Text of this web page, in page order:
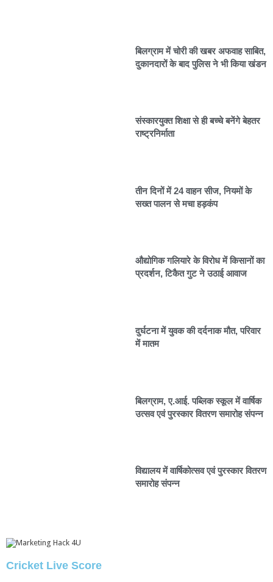
बिलग्राम में चोरी की खबर अफवाह साबित,
दुकानदारों के बाद पुलिस ने भी किया खंडन
संस्कारयुक्त शिक्षा से ही बच्चे बनेंगे बेहतर
राष्ट्रनिर्माता
तीन दिनों में 24 वाहन सीज, नियमों के
सख्त पालन से मचा हड़कंप
औद्योगिक गलियारे के विरोध में किसानों का
प्रदर्शन, टिकैत गुट ने उठाई आवाज
दुर्घटना में युवक की दर्दनाक मौत, परिवार
में मातम
बिलग्राम, ए.आई. पब्लिक स्कूल में वार्षिक
उत्सव एवं पुरस्कार वितरण समारोह संपन्न
विद्यालय में वार्षिकोत्सव एवं पुरस्कार वितरण
समारोह संपन्न
Cricket Live Score